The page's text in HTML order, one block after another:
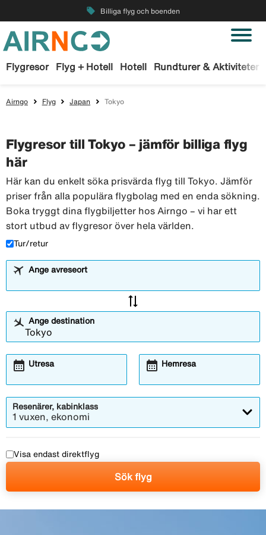
local_offer Billiga flyg och boenden
Flygresor Flyg + Hotell Hotell Rundturer & Aktiviteter
Airngo Flyg Japan Tokyo
Flygresor till Tokyo – jämför billiga flyg
här
Här kan du enkelt söka prisvärda flyg till Tokyo. Jämför
priser från alla populära flygbolag med en enda sökning.
Boka tryggt dina flygbiljetter hos Airngo – vi har ett
stort utbud av flygresor över hela världen.
Tur/retur
Ange avreseort
sync_alt
Ange destination
Utresa
calendar_month Hemresa
calendar_month
Resenärer, kabinklass
1 vuxen, ekonomi
Visa endast direktflyg
Sök flyg